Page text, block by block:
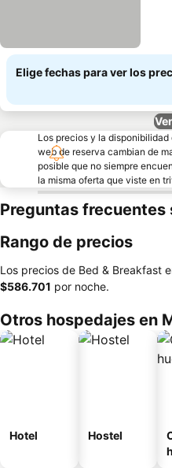
Elige fechas para ver los
Los precios y la
web de reserva cambian de
posible que no siempre
la misma oferta que viste en
Preguntas frecuentes
Rango de precios
Los precios de Bed & Breakfast
‎$586.701 por noche.
Otros hospedajes en
Hotel Hostel